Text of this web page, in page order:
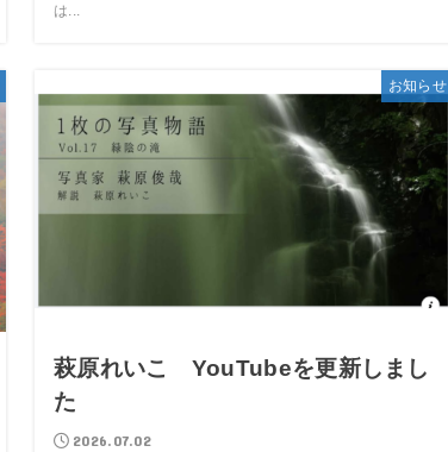
は...
お知らせ
萩原れいこ YouTubeを更新しまし
た
2026.07.02